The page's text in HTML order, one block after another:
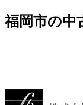
福岡市の中